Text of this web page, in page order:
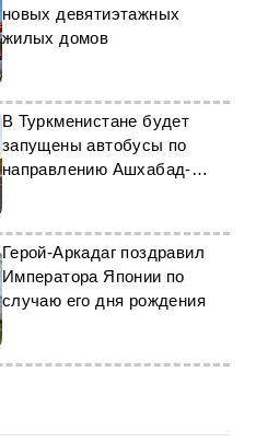
новых девятиэтажных
жилых домов
В Туркменистане будет
запущены автобусы по
направлению Ашхабад-
Герой-Аркадаг поздравил
Императора Японии по
случаю его дня рождения